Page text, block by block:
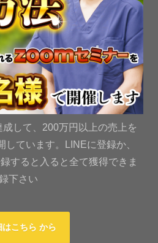
して、200万円以上の売上を
しています。LINEに登録か、
すると入ると全て獲得できま
下さい
はこちら から